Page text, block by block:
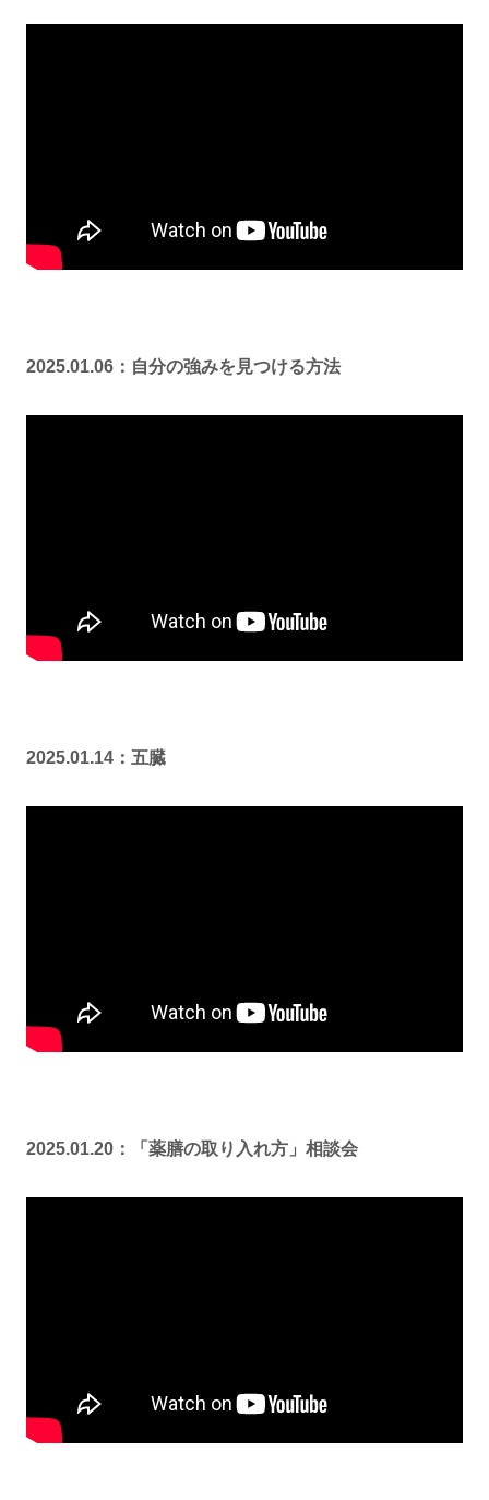
2025.01.06：自分の強みを見つける方法
2025.01.14：五臓
2025.01.20：「薬膳の取り入れ方」相談会